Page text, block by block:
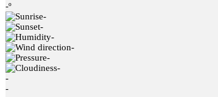
-º
-
-
-
-
-
-
-
-